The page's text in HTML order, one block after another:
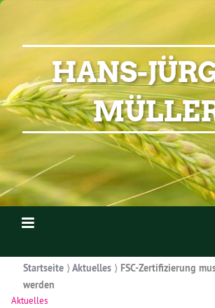
HANS-
Startseite ⟩ Aktuelles ⟩ FSC-Zertifizierung
werden
Aktuelles